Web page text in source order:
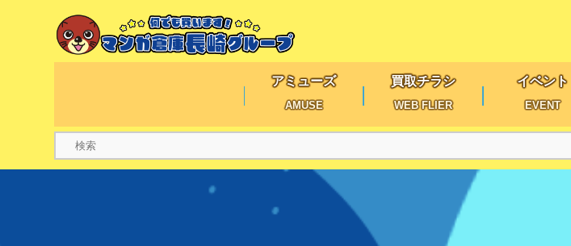
アミューズ
AMUSE
買取チラシ
WEB FLIER
イベント
EVENT